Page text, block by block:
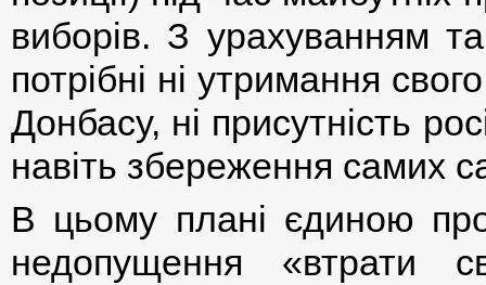
виборів. З урахуванням
потрібні ні утримання
Донбасу, ні присутність
навіть збереження самих
В цьому плані єдиною
недопущення «втрати